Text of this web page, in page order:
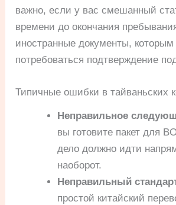
важно, если у вас смешанный
времени до окончания
иностранные документы,
потребоваться подтверждение
Типичные ошибки в тайваньских
Неправильное
вы готовите пакет для
дело должно идти
наоборот.
Неправильный
простой китайский